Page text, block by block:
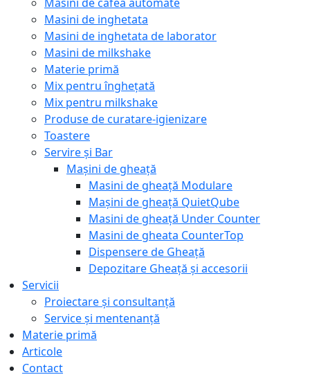
Masini de cafea automate
Masini de inghetata
Masini de inghetata de laborator
Masini de milkshake
Materie primă
Mix pentru înghețată
Mix pentru milkshake
Produse de curatare-igienizare
Toastere
Servire și Bar
Mașini de gheață
Masini de gheață Modulare
Mașini de gheață QuietQube
Masini de gheață Under Counter
Masini de gheata CounterTop
Dispensere de Gheață
Depozitare Gheață și accesorii
Servicii
Proiectare și consultanță
Service și mentenanță
Materie primă
Articole
Contact